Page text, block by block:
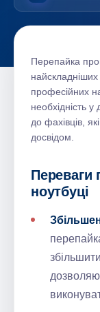
Перепайка
професійних
необхідність
до фахівців,
досвідом.
Переваги
ноутбуці